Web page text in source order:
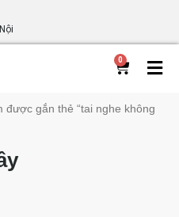
0
được gắn thẻ “tai nghe không